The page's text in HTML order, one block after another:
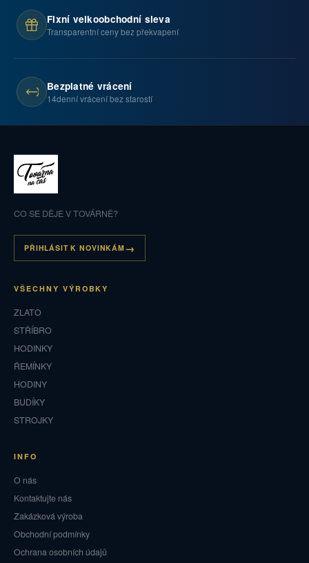
Fixní velkoobchodní sleva
Transparentní ceny bez překvapení
Bezplatné vrácení
14denní vrácení bez starostí
CO SE DĚJE V TOVÁRNĚ?
PŘIHLÁSIT K NOVINKÁM
VŠECHNY VÝROBKY
ZLATO
STŘÍBRO
HODINKY
ŘEMÍNKY
HODINY
BUDÍKY
STROJKY
INFO
O nás
Kontaktujte nás
Zakázková výroba
Obchodní podmínky
Ochrana osobních údajů